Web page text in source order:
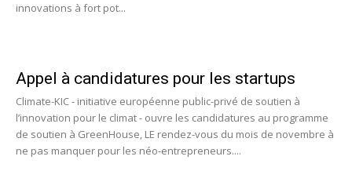
innovations à fort pot...
Appel à candidatures pour les startups
Climate-KIC - initiative européenne public-privé de soutien à
l’innovation pour le climat - ouvre les candidatures au programme
de soutien à GreenHouse, LE rendez-vous du mois de novembre à
ne pas manquer pour les néo-entrepreneurs....